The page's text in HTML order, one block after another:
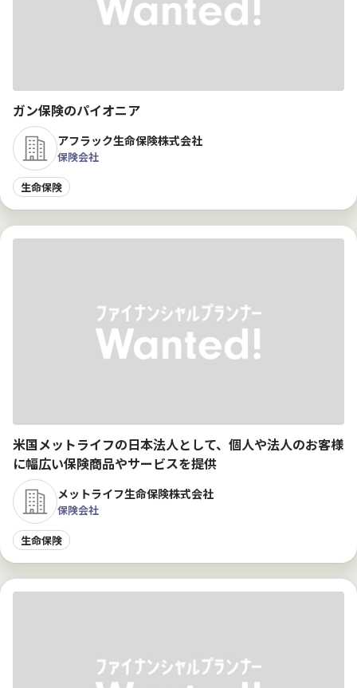
ガン保険のパイオニア
アフラック生命保険株式会社
保険会社
生命保険
米国メットライフの日本法人として、個人や法人のお客様
に幅広い保険商品やサービスを提供
メットライフ生命保険株式会社
保険会社
生命保険